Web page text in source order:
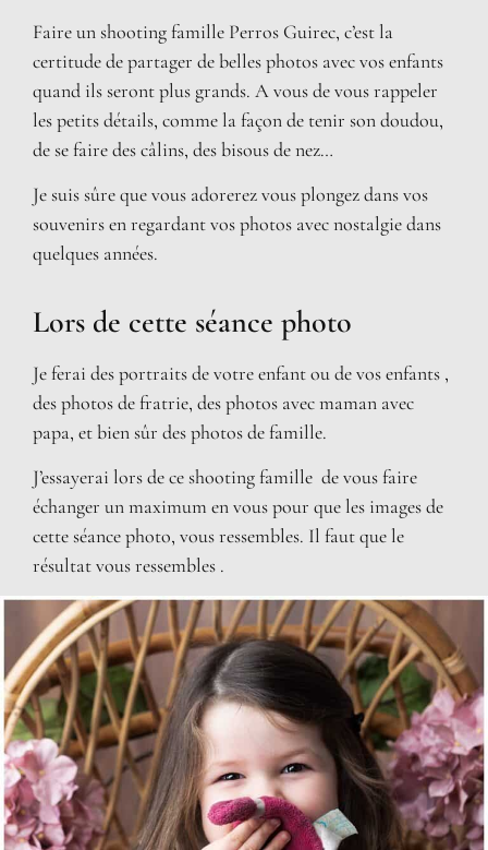
Faire un shooting famille Perros Guirec, c’est la
certitude de partager de belles photos avec vos enfants
quand ils seront plus grands. A vous de vous rappeler
les petits détails, comme la façon de tenir son doudou,
de se faire des câlins, des bisous de nez…
Je suis sûre que vous adorerez vous plongez dans vos
souvenirs en regardant vos photos avec nostalgie dans
quelques années.
Lors de cette séance photo
Je ferai des portraits de votre enfant ou de vos enfants ,
des photos de fratrie, des photos avec maman avec
papa, et bien sûr des photos de famille.
J’essayerai lors de ce shooting famille de vous faire
échanger un maximum en vous pour que les images de
cette séance photo, vous ressembles. Il faut que le
résultat vous ressembles .